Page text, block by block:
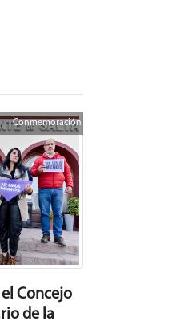
Conmemoración
Concejo
de la